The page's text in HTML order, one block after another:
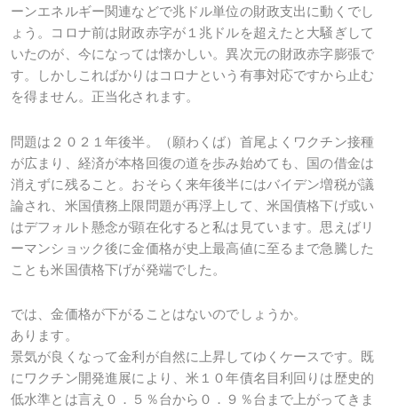
ーンエネルギー関連などで兆ドル単位の財政支出に動くでし
ょう。コロナ前は財政赤字が１兆ドルを超えたと大騒ぎして
いたのが、今になっては懐かしい。異次元の財政赤字膨張で
す。しかしこればかりはコロナという有事対応ですから止む
を得ません。正当化されます。
問題は２０２１年後半。（願わくば）首尾よくワクチン接種
が広まり、経済が本格回復の道を歩み始めても、国の借金は
消えずに残ること。おそらく来年後半にはバイデン増税が議
論され、米国債務上限問題が再浮上して、米国債格下げ或い
はデフォルト懸念が顕在化すると私は見ています。思えばリ
ーマンショック後に金価格が史上最高値に至るまで急騰した
ことも米国債格下げが発端でした。
では、金価格が下がることはないのでしょうか。
あります。
景気が良くなって金利が自然に上昇してゆくケースです。既
にワクチン開発進展により、米１０年債名目利回りは歴史的
低水準とは言え０．５％台から０．９％台まで上がってきま